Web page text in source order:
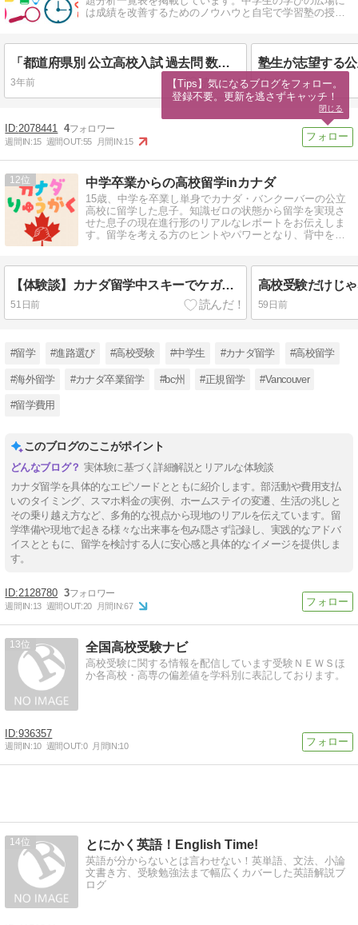
は成績を改善するためのノウハウと自宅で学習塾の授業
「都道府県別 公立高校入試 過去問 数学」のご案内
3年前 4年前
2078441 4
週間IN:15 週間OUT:55 月間IN:15
12 中学卒業からの高校留学inカナダ
15歳、中学を卒業し単身でカナダ・バンクーバーの公立
高校に留学した息子。知識ゼロの状態から留学を実現さ
せた息子の現在進行形のリアルなレポートをお伝えしま
す。留学を考える方のヒントやパワーとなり、背中をそ
【体験談】カナダ留学中スキーでケガ｜救急病院の受診体験と医療保険の実体験
51日前 59日前
#留学 #進路選び #高校受験 #中学生 #カナダ留学 #高校留学
#海外留学 #カナダ卒業留学 #bc州 #正規留学 #Vancouver
#留学費用
このブログのここがポイント
実体験に基づく詳細解説とリアルな体験談
カナダ留学を具体的なエピソードとともに紹介します。部活動や費用支払
いのタイミング、スマホ料金の実例、ホームステイの変遷、生活の兆しと
その乗り越え方など、多角的な視点から現地のリアルを伝えています。留
学準備や現地で起きる様々な出来事を包み隠さず記録し、実践的なアドバ
イスとともに、留学を検討する人に安心感と具体的なイメージを提供しま
す。
2128780 3
週間IN:13 週間OUT:20 月間IN:67
13 全国高校受験ナビ
高校受験に関する情報を配信しています受験ＮＥＷＳほ
か各高校・高専の偏差値を学科別に表記しております。
936357
週間IN:10 週間OUT:0 月間IN:10
14 とにかく英語！English Time!
英語が分からないとは言わせない！英単語、文法、小論
文書き方、受験勉強法まで幅広くカバーした英語解説ブ
ログ
【Tips】気になるブログをフォロー。
登録不要。更新を逃さずキャッチ！
閉じる